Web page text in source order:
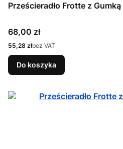
Prześcieradło Frotte z
Cena
68,00 zł
Cena
55,28 złbez VAT
Do koszyka